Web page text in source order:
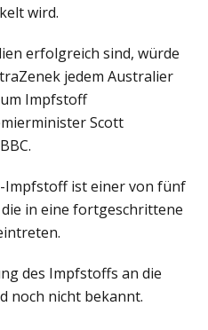
wird.
erfolgreich sind, würde
jedem Australier
Impfstoff
Scott
Impfstoff ist einer von fünf
in eine fortgeschrittene
des Impfstoffs an die
noch nicht bekannt.